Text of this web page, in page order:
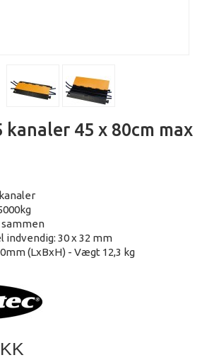
kanaler 45 x 80cm max
sammen
indvendig: 30 x 32 mm
(LxBxH) - Vægt 12,3 kg